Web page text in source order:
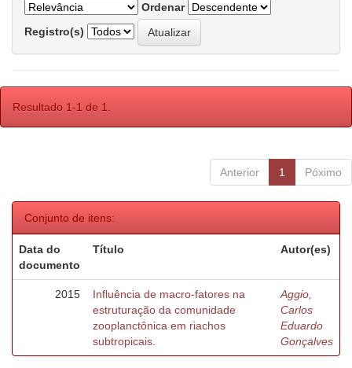
Ordenar
Registro(s)
Resultado 1-1 de 1.
Anterior 1 Póximo
Conjunto de itens:
Data do
documento
Título Autor(es)
2015
Influência de macro-fatores na
estruturação da comunidade
zooplanctônica em riachos
subtropicais.
Aggio,
Carlos
Eduardo
Gonçalves